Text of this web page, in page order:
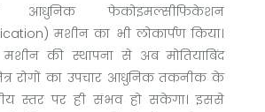
फेकोइमल्सीफिकेशन
मशीन का भी लोकार्पण किया।
की स्थापना से अब मोतियाबिंद
रोगों का उपचार आधुनिक तकनीक के
स्तर पर ही संभव हो सकेगा। इससे